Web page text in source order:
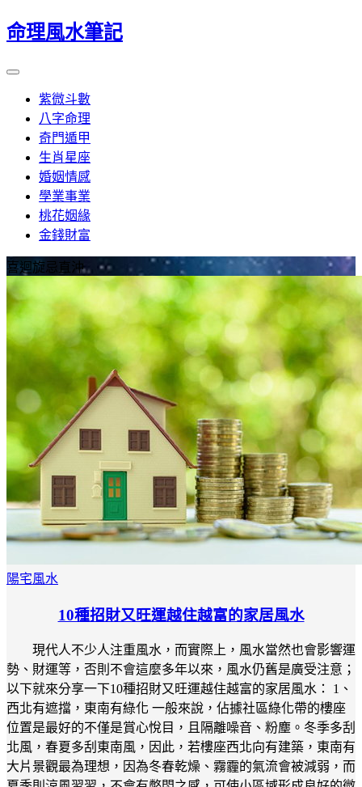
命理風水筆記
紫微斗數
八字命理
奇門遁甲
生肖星座
婚姻情感
學業事業
桃花姻緣
金錢財富
喜迴旋忌直沖
陽宅風水
10種招財又旺運越住越富的家居風水
現代人不少人注重風水，而實際上，風水當然也會影響運
勢、財運等，否則不會這麼多年以來，風水仍舊是廣受注意；
以下就來分享一下10種招財又旺運越住越富的家居風水： 1、
西北有遮擋，東南有綠化 一般來說，佔據社區綠化帶的樓座
位置是最好的不僅是賞心悅目，且隔離噪音、粉塵。冬季多刮
北風，春夏多刮東南風，因此，若樓座西北向有建築，東南有
大片景觀最為理想，因為冬春乾燥、霧霾的氣流會被減弱，而